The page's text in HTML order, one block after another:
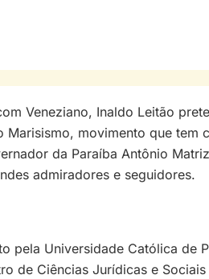
Veneziano, Inaldo Leitão
Marisismo, movimento que tem
da Paraíba Antônio
admiradores e seguidores.
pela Universidade Católica de
de Ciências Jurídicas e